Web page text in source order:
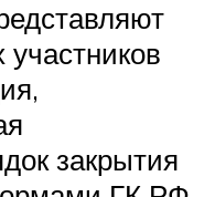
закрытия